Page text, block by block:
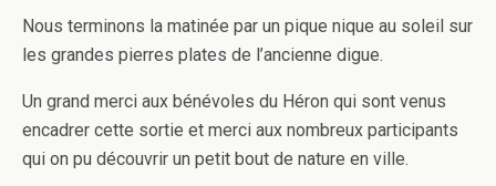
Nous terminons la matinée par un pique nique au soleil sur
les grandes pierres plates de l’ancienne digue.
Un grand merci aux bénévoles du Héron qui sont venus
encadrer cette sortie et merci aux nombreux participants
qui on pu découvrir un petit bout de nature en ville.